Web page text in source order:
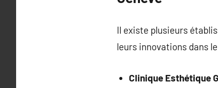
Il existe plusieurs
leurs innovations dans
Clinique Esthétique